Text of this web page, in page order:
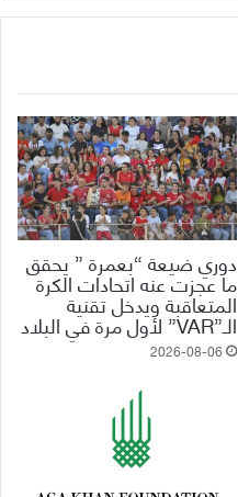
دوري ضيعة “بعمرة ” يحقق
ما عجزت عنه اتحادات الكرة
المتعاقبة ويدخل تقنية
الـ”VAR” لأول مرة في البلاد
2026-08-06